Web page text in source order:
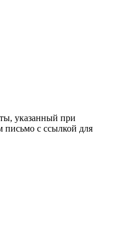
указанный при
с ссылкой для